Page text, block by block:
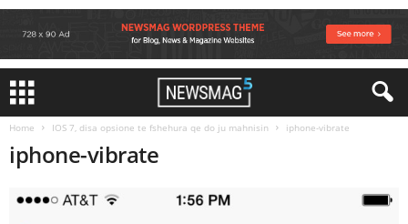
Home IOS 7, disa opsione te fshehura qe do ju mahnisin iphone-vibrate
iphone-vibrate